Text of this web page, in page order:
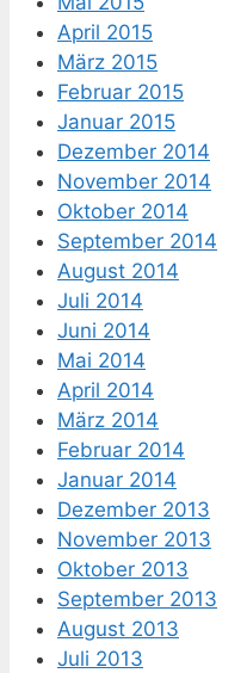
April 2015
März 2015
Februar 2015
Januar 2015
Dezember 2014
November 2014
Oktober 2014
September 2014
August 2014
Juli 2014
Juni 2014
Mai 2014
April 2014
März 2014
Februar 2014
Januar 2014
Dezember 2013
November 2013
Oktober 2013
September 2013
August 2013
Juli 2013